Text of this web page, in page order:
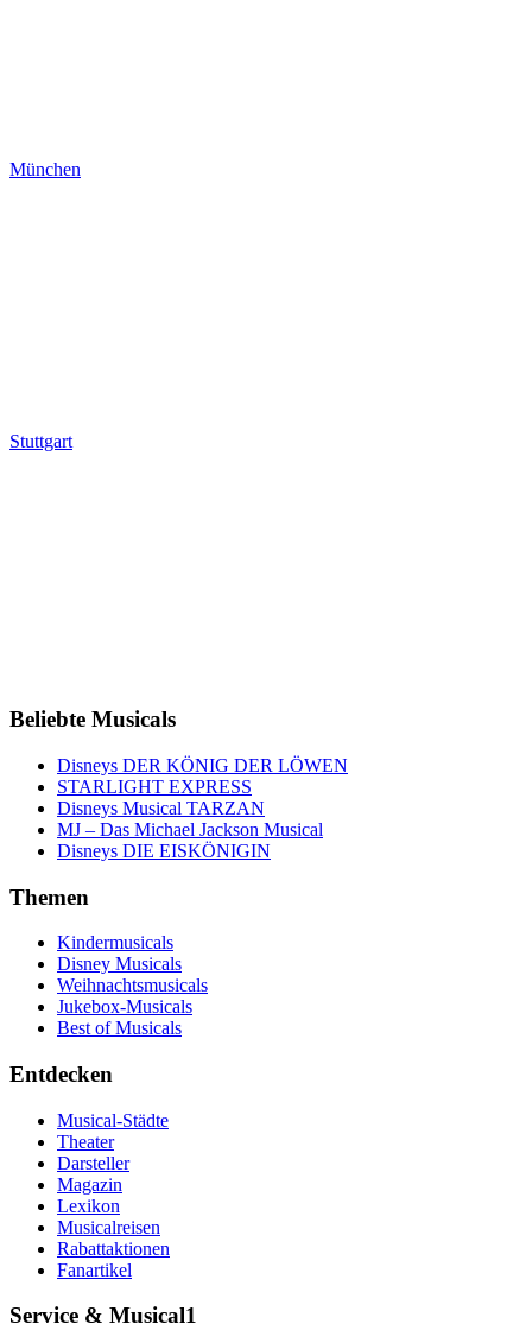
München
Stuttgart
Beliebte Musicals
Disneys DER KÖNIG DER LÖWEN
STARLIGHT EXPRESS
Disneys Musical TARZAN
MJ – Das Michael Jackson Musical
Disneys DIE EISKÖNIGIN
Themen
Kindermusicals
Disney Musicals
Weihnachtsmusicals
Jukebox-Musicals
Best of Musicals
Entdecken
Musical-Städte
Theater
Darsteller
Magazin
Lexikon
Musicalreisen
Rabattaktionen
Fanartikel
Service & Musical1